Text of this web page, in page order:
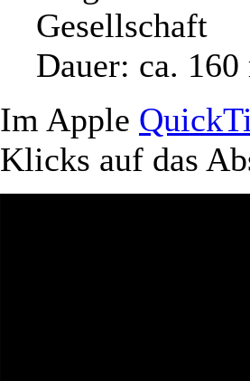
Gesellschaft
Dauer: ca.
Im Apple
Klicks auf das